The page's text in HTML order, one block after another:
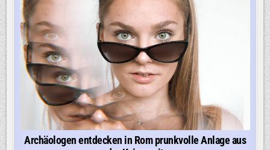
Archäologen entdecken in Rom prunkvolle Anlage aus